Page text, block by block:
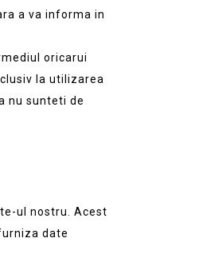
a va informa in
oricarui
la utilizarea
nu sunteti de
ul nostru. Acest
date